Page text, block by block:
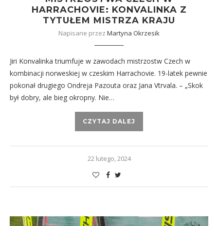
HARRACHOVIE: KONVALINKA Z
TYTUŁEM MISTRZA KRAJU
Napisane przez Martyna Okrzesik
Jiri Konvalinka triumfuje w zawodach mistrzostw Czech w
kombinacji norweskiej w czeskim Harrachovie. 19-latek pewnie
pokonał drugiego Ondreja Pazouta oraz Jana Vtrvala. – „Skok
był dobry, ale bieg okropny. Nie…
CZYTAJ DALEJ
22 lutego, 2024